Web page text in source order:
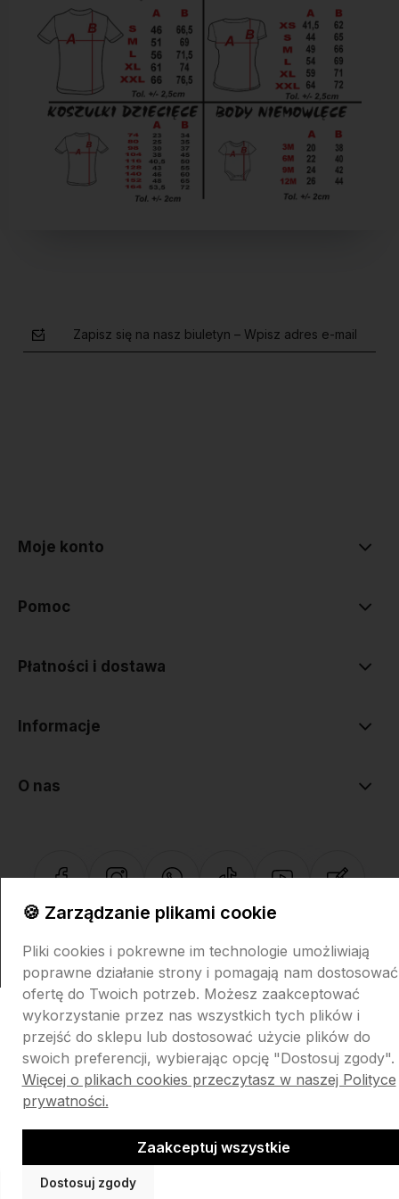
Zapisz się na nasz biuletyn – Wpisz adres e-mail
Moje konto
Pomoc
Płatności i dostawa
Informacje
O nas
GrowCommerce
🍪 Zarządzanie plikami cookie
Pliki cookies i pokrewne im technologie umożliwiają
poprawne działanie strony i pomagają nam dostosować
ofertę do Twoich potrzeb. Możesz zaakceptować
wykorzystanie przez nas wszystkich tych plików i
przejść do sklepu lub dostosować użycie plików do
swoich preferencji, wybierając opcję "Dostosuj zgody".
Więcej o plikach cookies przeczytasz w naszej Polityce
prywatności.
Dostosuj zgody
Zaakceptuj wszystkie